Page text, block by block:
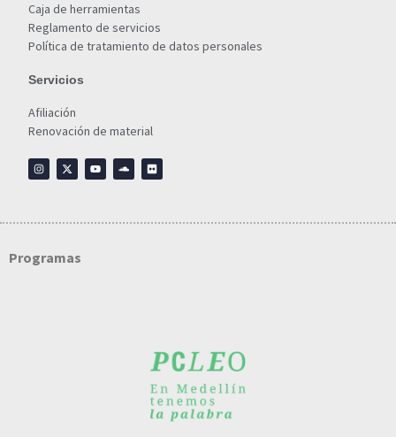
Caja de herramientas
Reglamento de servicios
Política de tratamiento de datos personales
Servicios
Afiliación
Renovación de material
Programas